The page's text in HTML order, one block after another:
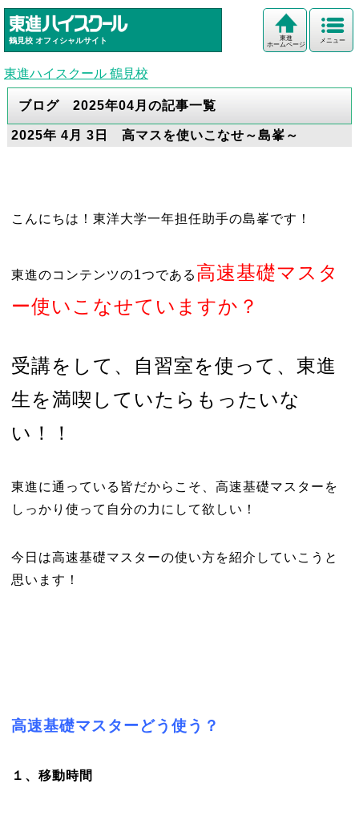
鶴見校 オフィシャルサイト メニュー
東進
ホームページ
東進ハイスクール 鶴見校
ブログ 2025年04月の記事一覧
2025年 4月 3日 高マスを使いこなせ～島峯～
こんにちは！東洋大学一年担任助手の島峯です！
東進のコンテンツの1つである 高速基礎マスタ
ー使いこなせていますか？
受講をして、自習室を使って、東進
生を満喫していたらもったいな
い！！
東進に通っている皆だからこそ、高速基礎マスターを
しっかり使って自分の力にして欲しい！
今日は高速基礎マスターの使い方を紹介していこうと
思います！
高速基礎マスターどう使う？
１、移動時間